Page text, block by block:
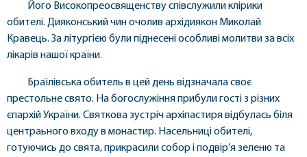
Його Високопреосвященству співслужили клірики
обителі. Дияконський чин очолив архідиякон Миколай
Кравець. За літургією були піднесені особливі молитви за всіх
лікарів нашої країни.
Браїлівська обитель в цей день відзначала своє
престольне свято. На богослужіння прибули гості з різних
єпархій України. Святкова зустріч архіпастиря відбулась біля
центраьного входу в монастир. Насельниці обителі,
готуючись до свята, прикрасили собор і подвір’я зеленю та